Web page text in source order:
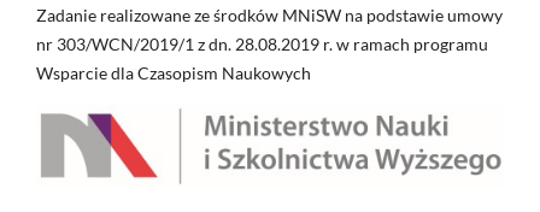
Zadanie realizowane ze środków MNiSW na podstawie umowy
nr 303/WCN/2019/1 z dn. 28.08.2019 r. w ramach programu
Wsparcie dla Czasopism Naukowych